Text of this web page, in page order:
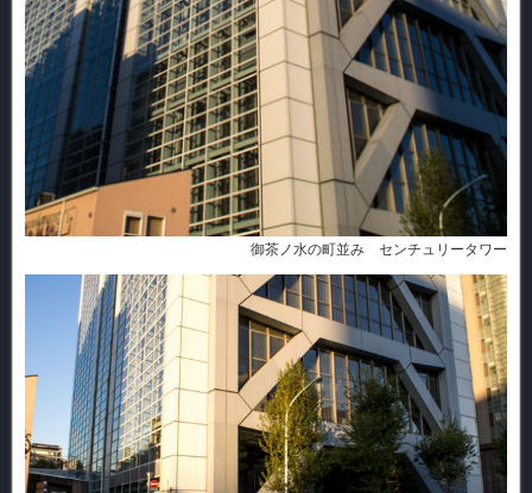
御茶ノ水の町並み センチュリータワー